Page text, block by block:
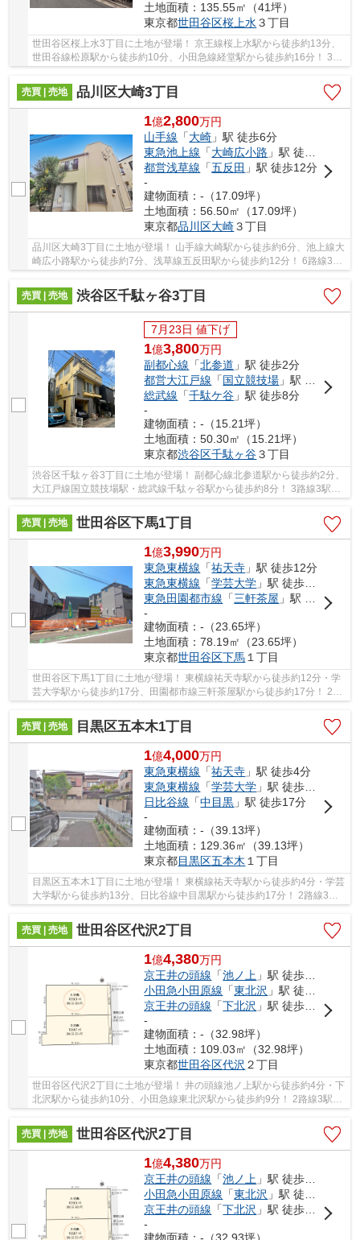
土地面積：135.55㎡（41坪）
東京都世田谷区桜上水 ３丁目
世田谷区桜上水3丁目に土地が登場！ 京王線桜上水駅から徒歩約13分、
世田谷線松原駅から徒歩約10分、小田急線経堂駅から徒歩約16分！ 3路
線3駅利用可能な大変便利な立地に位置した物件...
売買 | 売地
品川区大崎3丁目
1億2,800万円
山手線 「大崎 」駅 徒歩6分
東急池上線 「大崎広小路 」駅 徒歩7分
都営浅草線 「五反田 」駅 徒歩12分
-
建物面積：-（17.09坪）
土地面積：56.50㎡（17.09坪）
東京都品川区大崎３丁目
品川区大崎3丁目に土地が登場！ 山手線大崎駅から徒歩約6分、池上線大
崎広小路駅から徒歩約7分、浅草線五反田駅から徒歩約12分！ 6路線3駅
利用可能な大変便利な立地に位置した物件です...
売買 | 売地
渋谷区千駄ヶ谷3丁目
7月23日 値下げ
1億3,800万円
副都心線 「北参道 」駅 徒歩2分
都営大江戸線 「国立競技場 」駅 徒歩8分
総武線 「千駄ケ谷 」駅 徒歩8分
-
建物面積：-（15.21坪）
土地面積：50.30㎡（15.21坪）
東京都渋谷区千駄ヶ谷３丁目
渋谷区千駄ヶ谷3丁目に土地が登場！ 副都心線北参道駅から徒歩約2分、
大江戸線国立競技場駅・総武線千駄ヶ谷駅から徒歩約8分！ 3路線3駅利
用可能な大変便利な立地に位置した物件です。...
売買 | 売地
世田谷区下馬1丁目
1億3,990万円
東急東横線 「祐天寺 」駅 徒歩12分
東急東横線 「学芸大学 」駅 徒歩17分
東急田園都市線 「三軒茶屋 」駅 徒歩17分
-
建物面積：-（23.65坪）
土地面積：78.19㎡（23.65坪）
東京都世田谷区下馬１丁目
世田谷区下馬1丁目に土地が登場！ 東横線祐天寺駅から徒歩約12分・学
芸大学駅から徒歩約17分、田園都市線三軒茶屋駅から徒歩約17分！ 2路
売買 | 売地
目黒区五本木1丁目
1億4,000万円
東急東横線 「祐天寺 」駅 徒歩4分
東急東横線 「学芸大学 」駅 徒歩13分
日比谷線 「中目黒 」駅 徒歩17分
-
建物面積：-（39.13坪）
土地面積：129.36㎡（39.13坪）
東京都目黒区五本木 １丁目
目黒区五本木1丁目に土地が登場！ 東横線祐天寺駅から徒歩約4分・学芸
大学駅から徒歩約13分、日比谷線中目黒駅から徒歩約17分！ 2路線3駅
売買 | 売地
世田谷区代沢2丁目
1億4,380万円
京王井の頭線 「池ノ上 」駅 徒歩4分
小田急小田原線 「東北沢 」駅 徒歩9分
京王井の頭線 「下北沢 」駅 徒歩10分
-
建物面積：-（32.98坪）
土地面積：109.03㎡（32.98坪）
東京都世田谷区代沢 ２丁目
世田谷区代沢2丁目に土地が登場！ 井の頭線池ノ上駅から徒歩約4分・下
北沢駅から徒歩約10分、小田急線東北沢駅から徒歩約9分！ 2路線3駅利
売買 | 売地
世田谷区代沢2丁目
1億4,380万円
京王井の頭線 「池ノ上 」駅 徒歩4分
小田急小田原線 「東北沢 」駅 徒歩9分
京王井の頭線 「下北沢 」駅 徒歩10分
-